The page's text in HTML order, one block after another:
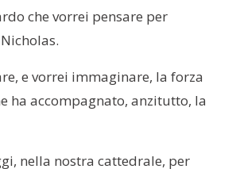
che vorrei pensare per
e vorrei immaginare, la forza
ha accompagnato, anzitutto, la
nella nostra cattedrale, per